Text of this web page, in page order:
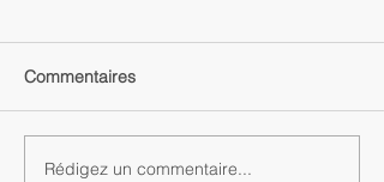
Commentaires
Rédigez un commentaire...